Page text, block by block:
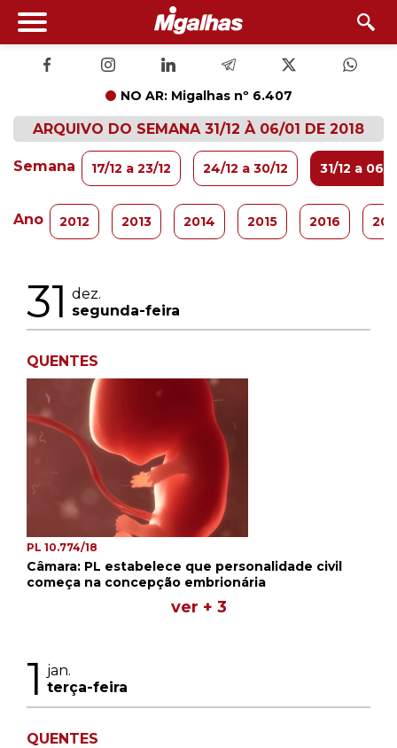
NO AR: Migalhas nº 6.407
ARQUIVO DO SEMANA 31/12 À 06/01 DE 2018
Semana 17/12 a 23/12 24/12 a 30/12 31/12 a 06/
Ano 2012 2013 2014 2015 2016
31 dez.
segunda-feira
QUENTES
PL 10.774/18
Câmara: PL estabelece que personalidade civil
começa na concepção embrionária
ver + 3
1 jan.
terça-feira
QUENTES